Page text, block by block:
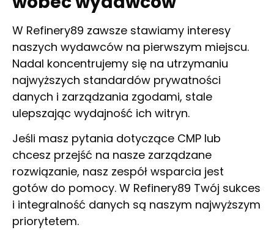
W Refinery89 zawsze stawiamy interesy
naszych wydawców na pierwszym miejscu.
Nadal koncentrujemy się na utrzymaniu
najwyższych standardów prywatności
danych i zarządzania zgodami, stale
ulepszając wydajność ich witryn.
Jeśli masz pytania dotyczące CMP lub
chcesz przejść na nasze zarządzane
rozwiązanie, nasz zespół wsparcia jest
gotów do pomocy. W Refinery89 Twój sukces
i integralność danych są naszym najwyższym
priorytetem.